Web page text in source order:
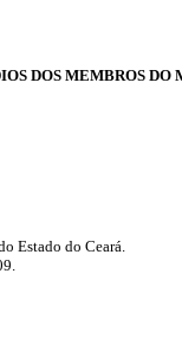
DOS MEMBROS
Estado do Ceará.